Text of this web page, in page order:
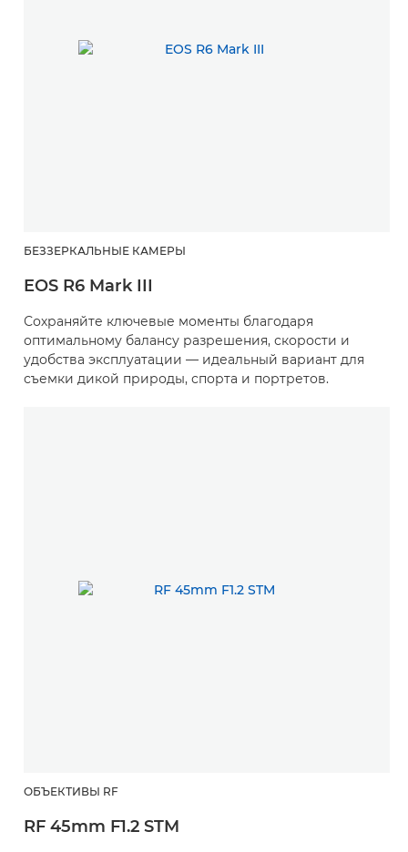
БЕЗЗЕРКАЛЬНЫЕ КАМЕРЫ
EOS R6 Mark III
Сохраняйте ключевые моменты благодаря
оптимальному балансу разрешения, скорости и
удобства эксплуатации — идеальный вариант для
съемки дикой природы, спорта и портретов.
ОБЪЕКТИВЫ RF
RF 45mm F1.2 STM